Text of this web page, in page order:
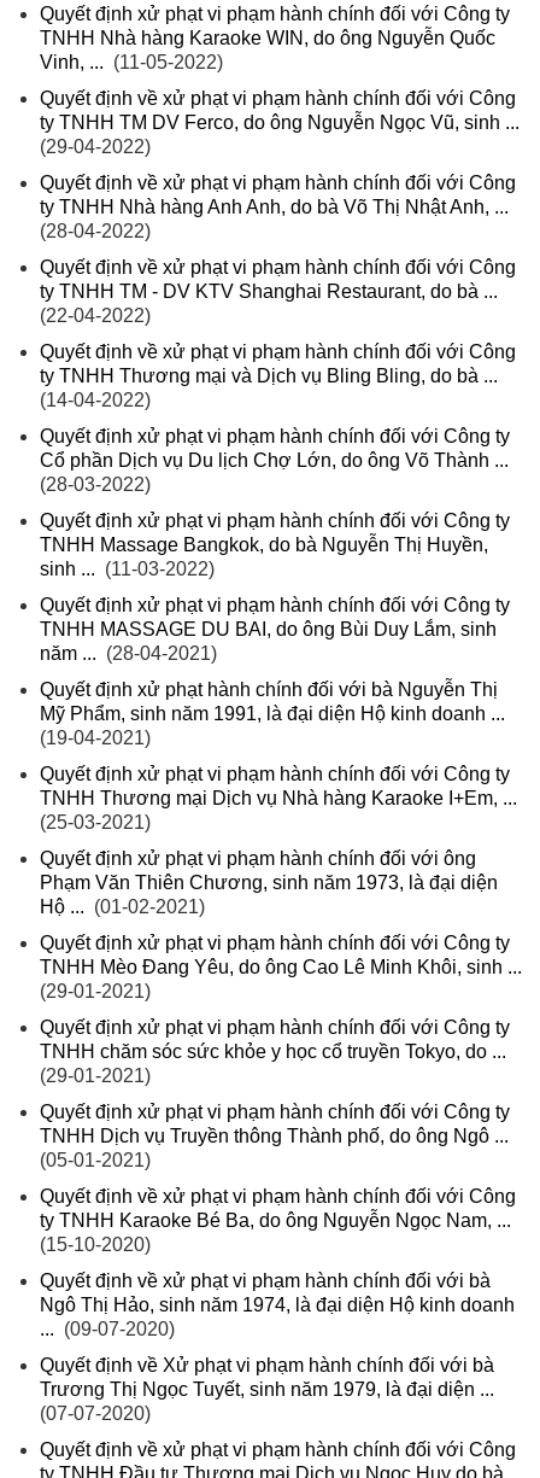
Quyết định xử phạt vi phạm hành chính đối với Công ty
TNHH Nhà hàng Karaoke WIN, do ông Nguyễn Quốc
Vinh, ... (11-05-2022)
Quyết định về xử phạt vi phạm hành chính đối với Công
ty TNHH TM DV Ferco, do ông Nguyễn Ngọc Vũ, sinh ...
(29-04-2022)
Quyết định về xử phạt vi phạm hành chính đối với Công
ty TNHH Nhà hàng Anh Anh, do bà Võ Thị Nhật Anh, ...
(28-04-2022)
Quyết định về xử phạt vi phạm hành chính đối với Công
ty TNHH TM - DV KTV Shanghai Restaurant, do bà ...
(22-04-2022)
Quyết định về xử phạt vi phạm hành chính đối với Công
ty TNHH Thương mại và Dịch vụ Bling Bling, do bà ...
(14-04-2022)
Quyết định xử phạt vi phạm hành chính đối với Công ty
Cổ phần Dịch vụ Du lịch Chợ Lớn, do ông Võ Thành ...
(28-03-2022)
Quyết định xử phạt vi phạm hành chính đối với Công ty
TNHH Massage Bangkok, do bà Nguyễn Thị Huyền,
sinh ... (11-03-2022)
Quyết định xử phạt vi phạm hành chính đối với Công ty
TNHH MASSAGE DU BAI, do ông Bùi Duy Lắm, sinh
năm ... (28-04-2021)
Quyết định xử phạt hành chính đối với bà Nguyễn Thị
Mỹ Phẩm, sinh năm 1991, là đại diện Hộ kinh doanh ...
(19-04-2021)
Quyết định xử phạt vi phạm hành chính đối với Công ty
TNHH Thương mại Dịch vụ Nhà hàng Karaoke I+Em, ...
(25-03-2021)
Quyết định xử phạt vi phạm hành chính đối với ông
Phạm Văn Thiên Chương, sinh năm 1973, là đại diện
Hộ ... (01-02-2021)
Quyết định xử phạt vi phạm hành chính đối với Công ty
TNHH Mèo Đang Yêu, do ông Cao Lê Minh Khôi, sinh ...
(29-01-2021)
Quyết định xử phạt vi phạm hành chính đối với Công ty
TNHH chăm sóc sức khỏe y học cổ truyền Tokyo, do ...
(29-01-2021)
Quyết định xử phạt vi phạm hành chính đối với Công ty
TNHH Dịch vụ Truyền thông Thành phố, do ông Ngô ...
(05-01-2021)
Quyết định về xử phạt vi phạm hành chính đối với Công
ty TNHH Karaoke Bé Ba, do ông Nguyễn Ngọc Nam, ...
(15-10-2020)
Quyết định về xử phạt vi phạm hành chính đối với bà
Ngô Thị Hảo, sinh năm 1974, là đại diện Hộ kinh doanh
... (09-07-2020)
Quyết định về Xử phạt vi phạm hành chính đối với bà
Trương Thị Ngọc Tuyết, sinh năm 1979, là đại diện ...
(07-07-2020)
Quyết định về xử phạt vi phạm hành chính đối với Công
ty TNHH Đầu tư Thương mại Dịch vụ Ngọc Huy do bà